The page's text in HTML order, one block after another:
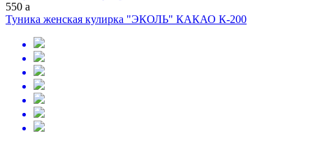
550 a
Туника женская кулирка "ЭКОЛЬ" КАКАО К-200